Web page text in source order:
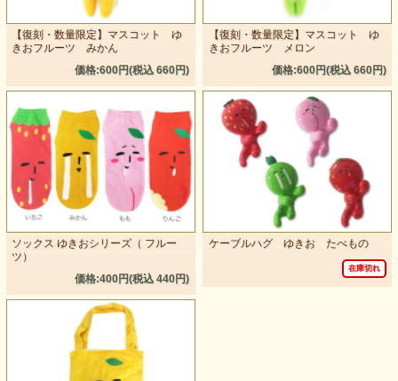
【復刻・数量限定】マスコット ゆ
きおフルーツ みかん
価格:600円(税込 660円)
【復刻・数量限定】マスコット ゆ
きおフルーツ メロン
価格:600円(税込 660円)
ソックス ゆきおシリーズ（ フルー
ツ）
価格:400円(税込 440円)
ケーブルハグ ゆきお たべもの
在庫切れ